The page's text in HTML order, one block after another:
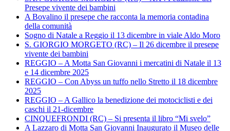
Presepe vivente dei bambini
A Bovalino il presepe che racconta la memoria contadina
della comunità
Sogno di Natale a Reggio il 13 dicembre in viale Aldo Moro
S. GIORGIO MORGETO (RC) – Il 26 dicembre il presepe
vivente dei bambini
REGGIO – A Motta San Giovanni i mercatini di Natale il 13
e 14 dicembre 2025
REGGIO – Con Abyss un tuffo nello Stretto il 18 dicembre
2025
REGGIO – A Gallico la benedizione dei motociclisti e dei
caschi il 21-dicembre
CINQUEFRONDI (RC) – Si presenta il libro “Mi svelo”
A Lazzaro di Motta San Giovanni Inaugurato il Museo delle